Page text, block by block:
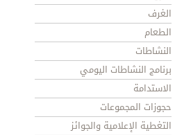
الغرف
الطعام
النشاطات
برنامج النشاطات اليومي
الاستدامة
حجوزات المجموعات
التغطية الإعلامية والجوائز